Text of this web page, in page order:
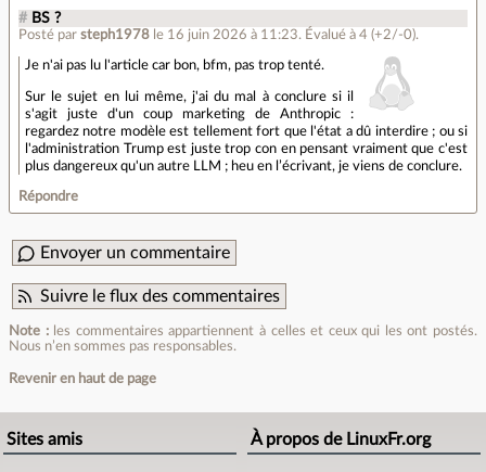
# BS ?
Posté par steph1978 le 16 juin 2026 à 11:23. Évalué à 4 (+2/-0).
Je n'ai pas lu l'article car bon, bfm, pas trop tenté.
Sur le sujet en lui même, j'ai du mal à conclure si il
s'agit juste d'un coup marketing de Anthropic :
regardez notre modèle est tellement fort que l'état a dû interdire ; ou si
l'administration Trump est juste trop con en pensant vraiment que c'est
plus dangereux qu'un autre LLM ; heu en l’écrivant, je viens de conclure.
Répondre
Envoyer un commentaire
Suivre le flux des commentaires
Note :les commentaires appartiennent à celles et ceux qui les ont postés.
Nous n’en sommes pas responsables.
Revenir en haut de page
Sites amis À propos de LinuxFr.org